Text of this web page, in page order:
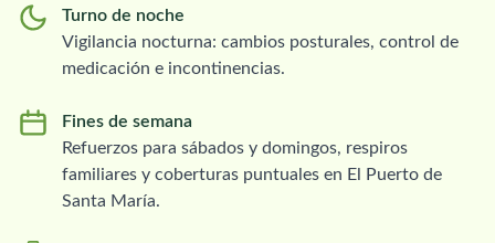
Turno de noche
Vigilancia nocturna: cambios posturales, control de
medicación e incontinencias.
Fines de semana
Refuerzos para sábados y domingos, respiros
familiares y coberturas puntuales en El Puerto de
Santa María.